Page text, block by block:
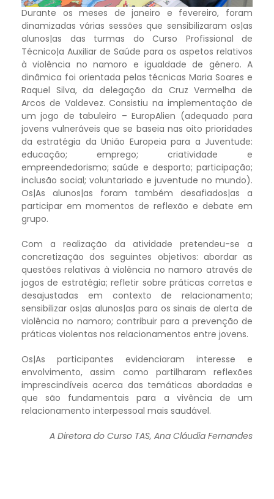
Durante os meses de janeiro e fevereiro, foram
dinamizadas várias sessões que sensibilizaram os|as
alunos|as das turmas do Curso Profissional de
Técnico|a Auxiliar de Saúde para os aspetos relativos
à violência no namoro e igualdade de género. A
dinâmica foi orientada pelas técnicas Maria Soares e
Raquel Silva, da delegação da Cruz Vermelha de
Arcos de Valdevez. Consistiu na implementação de
um jogo de tabuleiro – EuropAlien (adequado para
jovens vulneráveis que se baseia nas oito prioridades
da estratégia da União Europeia para a Juventude:
educação; emprego; criatividade e
empreendedorismo; saúde e desporto; participação;
inclusão social; voluntariado e juventude no mundo).
Os|As alunos|as foram também desafiados|as a
participar em momentos de reflexão e debate em
grupo.
Com a realização da atividade pretendeu-se a
concretização dos seguintes objetivos: abordar as
questões relativas à violência no namoro através de
jogos de estratégia; refletir sobre práticas corretas e
desajustadas em contexto de relacionamento;
sensibilizar os|as alunos|as para os sinais de alerta de
violência no namoro; contribuir para a prevenção de
práticas violentas nos relacionamentos entre jovens.
Os|As participantes evidenciaram interesse e
envolvimento, assim como partilharam reflexões
imprescindíveis acerca das temáticas abordadas e
que são fundamentais para a vivência de um
relacionamento interpessoal mais saudável.
A Diretora do Curso TAS, Ana Cláudia Fernandes